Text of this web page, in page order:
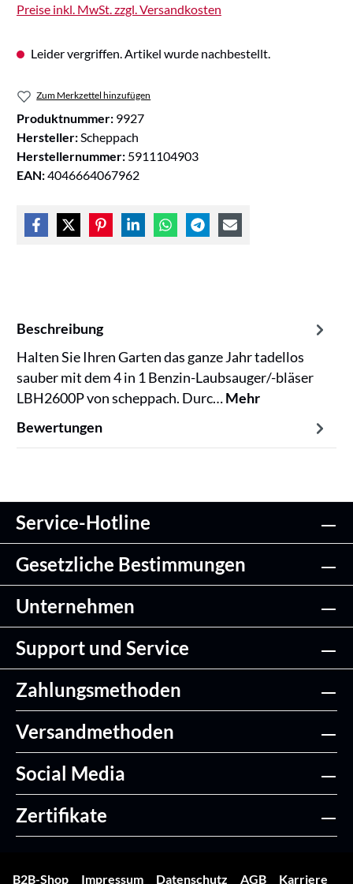
Preise inkl. MwSt. zzgl. Versandkosten
Leider vergriffen. Artikel wurde nachbestellt.
Zum Merkzettel hinzufügen
Produktnummer: 9927
Hersteller: Scheppach
Herstellernummer: 5911104903
EAN:4046664067962
Beschreibung
Halten Sie Ihren Garten das ganze Jahr tadellos
sauber mit dem 4 in 1 Benzin-Laubsauger/-bläser
LBH2600P von scheppach. Durc…Mehr
Bewertungen
Service-Hotline
Gesetzliche Bestimmungen
Unternehmen
Support und Service
Zahlungsmethoden
Versandmethoden
Social Media
Zertifikate
B2B-Shop Impressum Datenschutz AGB Karriere